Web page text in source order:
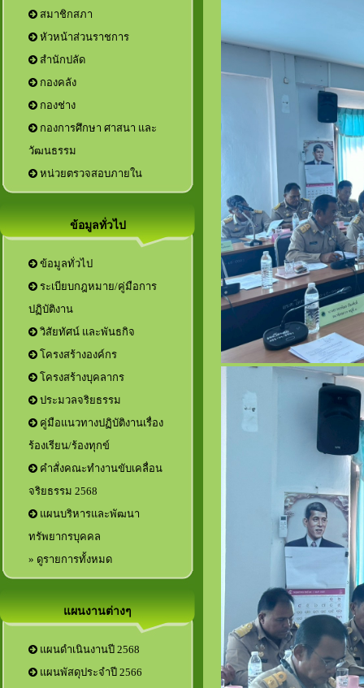
สมาชิกสภา
หัวหน้าส่วนราชการ
กองการศึกษา ศาสนา และ
วัฒนธรรม
หน่วยตรวจสอบภายใน
ข้อมูลทั่วไป
ข้อมูลทั่วไป
ระเบียบกฎหมาย/คู่มือการ
ปฏิบัติงาน
วิสัยทัศน์ และพันธกิจ
โครงสร้างองค์กร
โครงสร้างบุคลากร
ประมวลจริยธรรม
คู่มือแนวทางปฏิบัติงานเรื่อง
ร้องเรียน/ร้องทุกข์
คำสั่งคณะทำงานขับเคลื่อน
จริยธรรม 2568
แผนบริหารและพัฒนา
ทรัพยากรบุคคล
» ดูรายการทั้งหมด
แผนงานต่างๆ
แผนดำเนินงานปี 2568
แผนพัสดุประจำปี 2566